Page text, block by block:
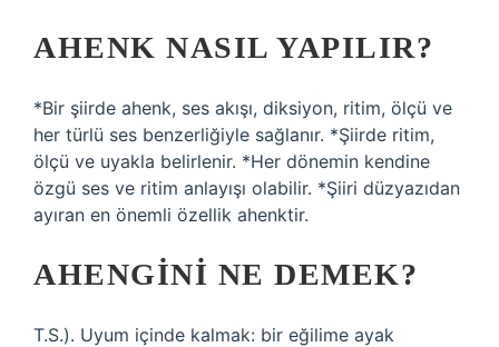
AHENK NASIL YAPILIR?
*Bir şiirde ahenk, ses akışı, diksiyon, ritim, ölçü ve
her türlü ses benzerliğiyle sağlanır. *Şiirde ritim,
ölçü ve uyakla belirlenir. *Her dönemin kendine
özgü ses ve ritim anlayışı olabilir. *Şiiri düzyazıdan
ayıran en önemli özellik ahenktir.
AHENGINI NE DEMEK?
T.S.). Uyum içinde kalmak: bir eğilime ayak